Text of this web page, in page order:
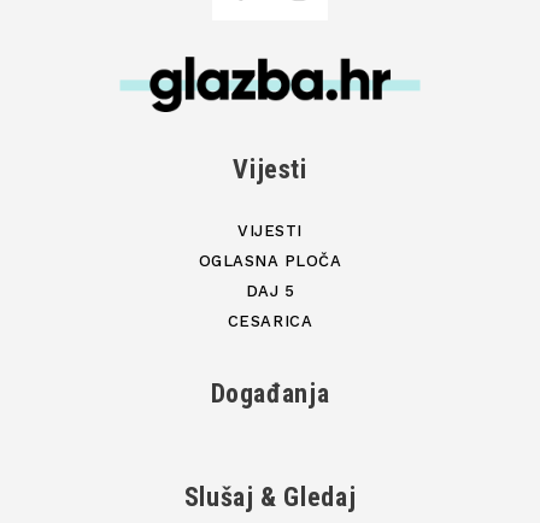
Vijesti
VIJESTI
OGLASNA PLOČA
DAJ 5
CESARICA
Događanja
Slušaj & Gledaj